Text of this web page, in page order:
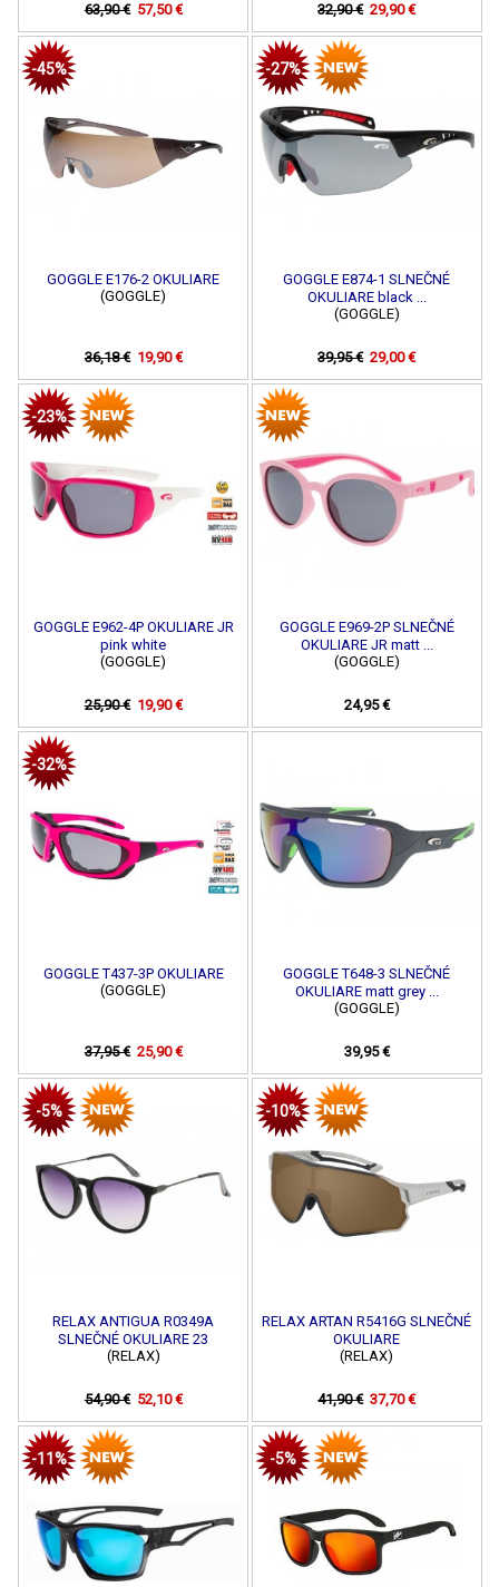
63,90 € 57,50 € 32,90 € 29,90 €
-45%
GOGGLE E176-2 OKULIARE
(GOGGLE)
36,18 € 19,90 €
-27%
GOGGLE E874-1 SLNEČNÉ
OKULIARE black ...
(GOGGLE)
39,95 € 29,00 €
-23%
GOGGLE E962-4P OKULIARE JR
pink white
(GOGGLE)
25,90 € 19,90 €
GOGGLE E969-2P SLNEČNÉ
OKULIARE JR matt ...
(GOGGLE)
24,95 €
-32%
GOGGLE T437-3P OKULIARE
(GOGGLE)
37,95 € 25,90 €
GOGGLE T648-3 SLNEČNÉ
OKULIARE matt grey ...
(GOGGLE)
39,95 €
-5%
RELAX ANTIGUA R0349A
SLNEČNÉ OKULIARE 23
(RELAX)
54,90 € 52,10 €
-10%
RELAX ARTAN R5416G SLNEČNÉ
OKULIARE
(RELAX)
41,90 € 37,70 €
-11% -5%